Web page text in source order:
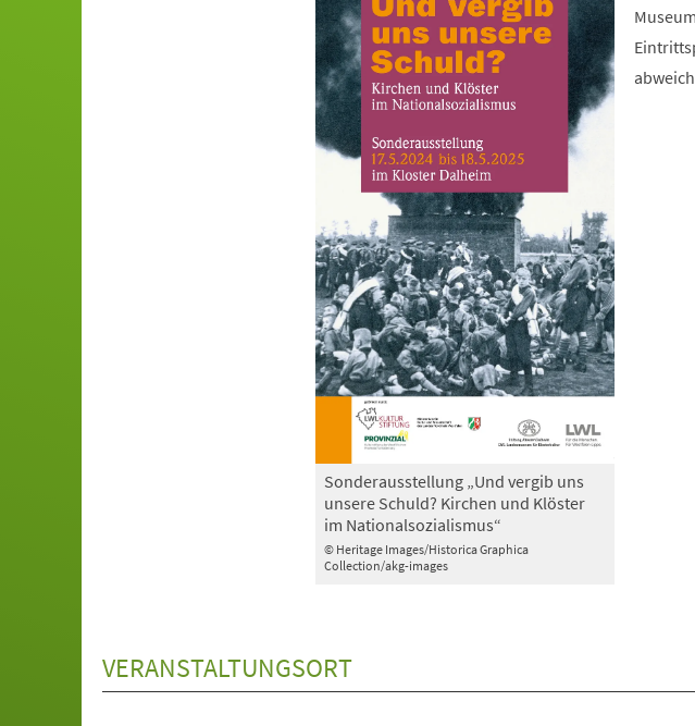
© Heritage Images/Historica Graphica
Collection/akg-images
Sonderausstellung „Und vergib uns
unsere Schuld? Kirchen und Klöster
im Nationalsozialismus“
VERANSTALTUNGSORT